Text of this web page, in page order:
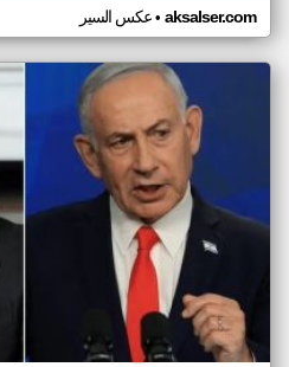
عكس السير• aksalser.com